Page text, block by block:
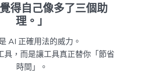
覺得自己像多了三個助
理。」
AI 正確用法的威力。
具，而是讓工具真正替你「節省
時間」。